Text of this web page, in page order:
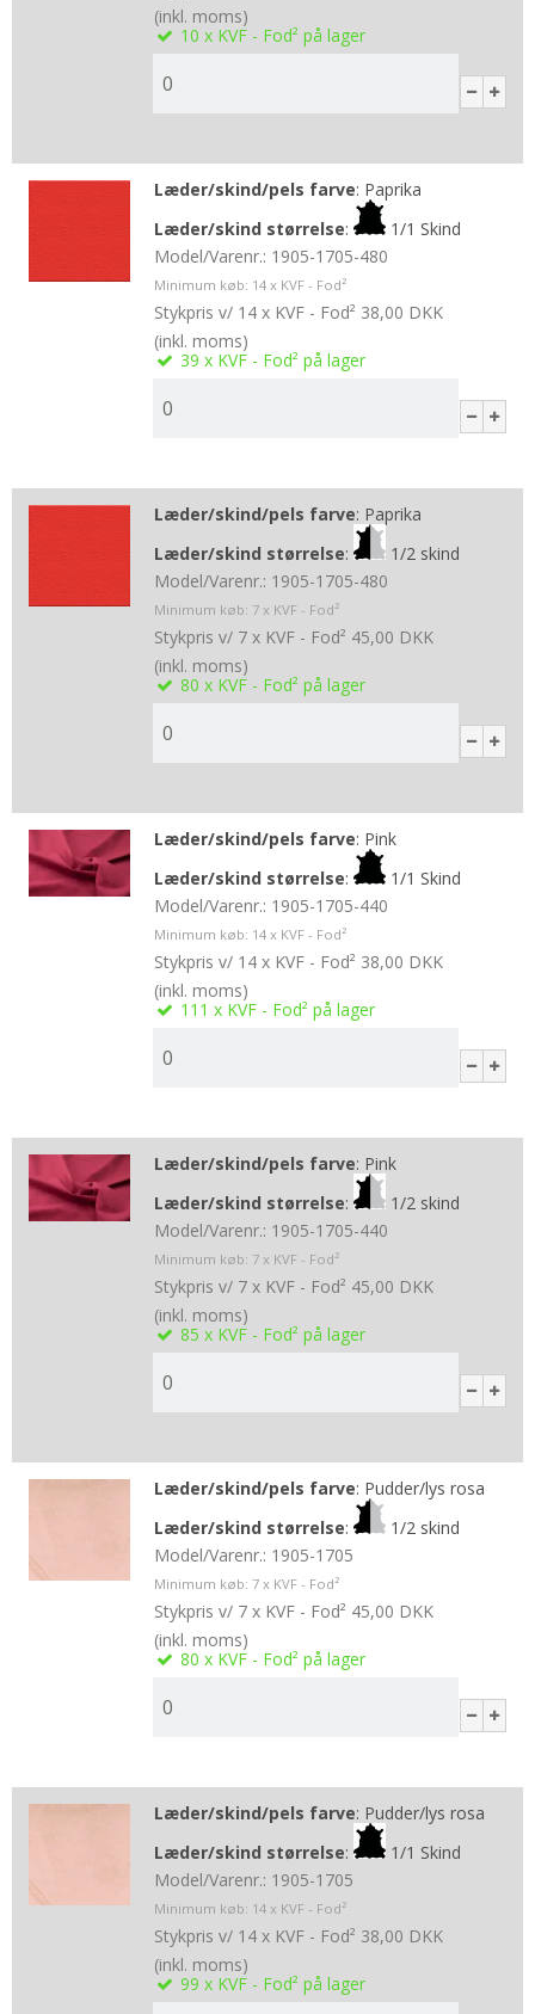
(inkl. moms)
10 x KVF - Fod² på lager
Læder/skind/pels farve: Paprika
Læder/skind størrelse:
1/1 Skind
Model/Varenr.: 1905-1705-480
Minimum køb: 14 x KVF - Fod²
Stykpris v/ 14 x KVF - Fod² 38,00 DKK
(inkl. moms)
39 x KVF - Fod² på lager
Læder/skind/pels farve: Paprika
Læder/skind størrelse:
1/2 skind
Model/Varenr.: 1905-1705-480
Minimum køb: 7 x KVF - Fod²
Stykpris v/ 7 x KVF - Fod² 45,00 DKK
(inkl. moms)
80 x KVF - Fod² på lager
Læder/skind/pels farve: Pink
Læder/skind størrelse:
1/1 Skind
Model/Varenr.: 1905-1705-440
Minimum køb: 14 x KVF - Fod²
Stykpris v/ 14 x KVF - Fod² 38,00 DKK
(inkl. moms)
111 x KVF - Fod² på lager
Læder/skind/pels farve: Pink
Læder/skind størrelse:
1/2 skind
Model/Varenr.: 1905-1705-440
Minimum køb: 7 x KVF - Fod²
Stykpris v/ 7 x KVF - Fod² 45,00 DKK
(inkl. moms)
85 x KVF - Fod² på lager
Læder/skind/pels farve: Pudder/lys rosa
Læder/skind størrelse:
1/2 skind
Model/Varenr.: 1905-1705
Minimum køb: 7 x KVF - Fod²
Stykpris v/ 7 x KVF - Fod² 45,00 DKK
(inkl. moms)
80 x KVF - Fod² på lager
Læder/skind/pels farve: Pudder/lys rosa
Læder/skind størrelse:
1/1 Skind
Model/Varenr.: 1905-1705
Minimum køb: 14 x KVF - Fod²
Stykpris v/ 14 x KVF - Fod² 38,00 DKK
(inkl. moms)
99 x KVF - Fod² på lager